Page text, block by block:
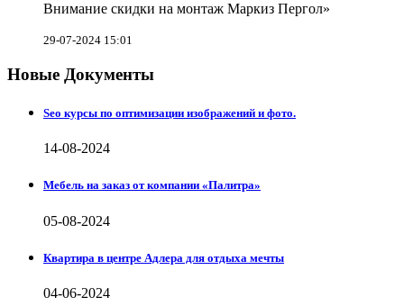
Внимание скидки на монтаж Маркиз Пергол»
29-07-2024 15:01
Новые Документы
Seo курсы по оптимизации изображений и фото.
14-08-2024
Мебель на заказ от компании «Палитра»
05-08-2024
Квартира в центре Адлера для отдыха мечты
04-06-2024